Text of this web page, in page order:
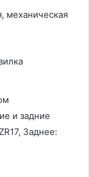
механическая
и задние
Заднее: